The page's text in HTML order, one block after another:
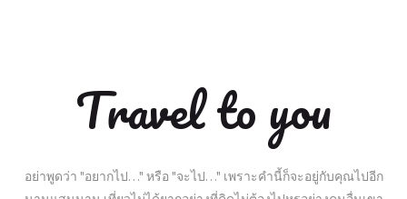
Travel to you
อย่าพูดว่า "อยากไป…" หรือ "จะไป…" เพราะคำนี้ก็จะอยู่กับคุณไปอีก